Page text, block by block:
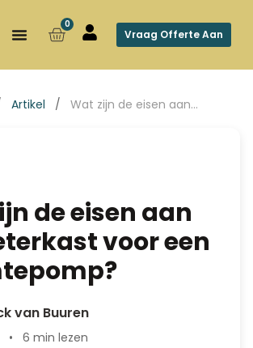
0
Vraag Offerte Aan
Artikel / Wat zijn de eisen aan…
de eisen aan
voor een
van Buuren
•
6 min lezen